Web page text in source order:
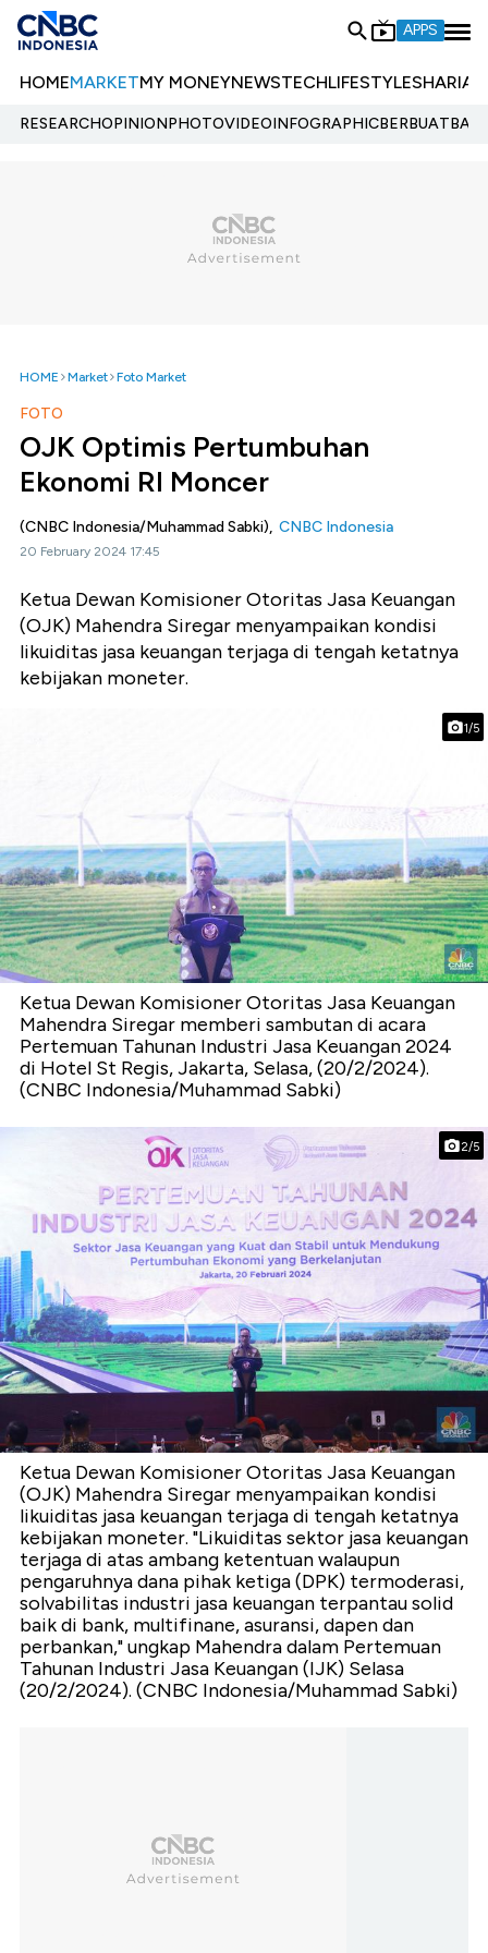
APPS
HOMEMARKETMY MONEYNEWSTECHLIFESTYLESHARIA
RESEARCHOPINIONPHOTOVIDEOINFOGRAPHIC
HOME Market Foto Market
FOTO
OJK Optimis Pertumbuhan
Ekonomi RI Moncer
(CNBC Indonesia/Muhammad Sabki), CNBC Indonesia
20 February 2024 17:45
Ketua Dewan Komisioner Otoritas Jasa Keuangan
(OJK) Mahendra Siregar menyampaikan kondisi
likuiditas jasa keuangan terjaga di tengah ketatnya
kebijakan moneter.
1/5
Ketua Dewan Komisioner Otoritas Jasa Keuangan
Mahendra Siregar memberi sambutan di acara
Pertemuan Tahunan Industri Jasa Keuangan 2024
di Hotel St Regis, Jakarta, Selasa, (20/2/2024).
(CNBC Indonesia/Muhammad Sabki)
2/5
Ketua Dewan Komisioner Otoritas Jasa Keuangan
(OJK) Mahendra Siregar menyampaikan kondisi
likuiditas jasa keuangan terjaga di tengah ketatnya
kebijakan moneter. "Likuiditas sektor jasa keuangan
terjaga di atas ambang ketentuan walaupun
pengaruhnya dana pihak ketiga (DPK) termoderasi,
solvabilitas industri jasa keuangan terpantau solid
baik di bank, multifinane, asuransi, dapen dan
perbankan," ungkap Mahendra dalam Pertemuan
Tahunan Industri Jasa Keuangan (IJK) Selasa
(20/2/2024). (CNBC Indonesia/Muhammad Sabki)